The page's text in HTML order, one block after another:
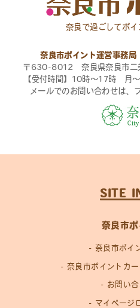
奈良で過ごしてポイ
奈良市ポイント運営事務局
〒630-8012 奈良県奈良市二
【受付時間】10時〜17時 月〜
メールでのお問い合わせは、
SITE
奈良市ポ
奈良市ポイ
奈良市ポイントカ
お問い
マイページ